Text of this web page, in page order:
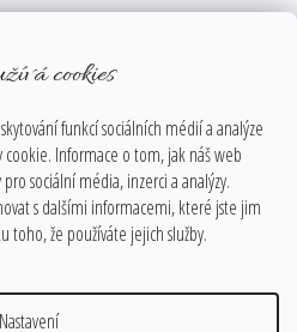
cookies
funkcí sociálních médií a analýze
cookie. Informace o tom, jak náš web
sociální média, inzerci a analýzy.
s dalšími informacemi, které jste jim
toho, že používáte jejich služby.
Nastavení